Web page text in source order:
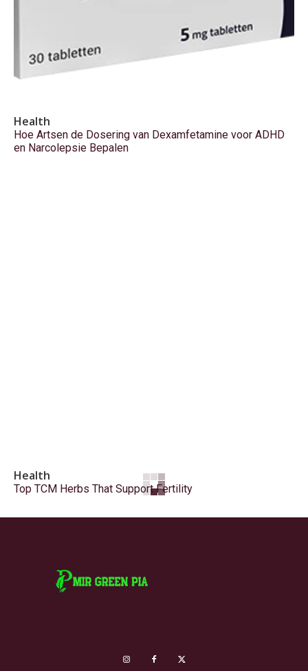
Health
Hoe Artsen de Dosering van Dexamfetamine voor ADHD
en Narcolepsie Bepalen
Health
Top TCM Herbs That Support Fertility